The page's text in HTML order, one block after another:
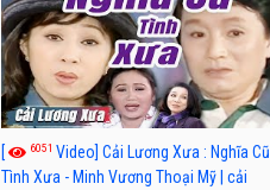
[ 6051 Video] Cải Lương Xưa : Nghĩa Cũ
Tình Xưa - Minh Vương Thoại Mỹ | cải